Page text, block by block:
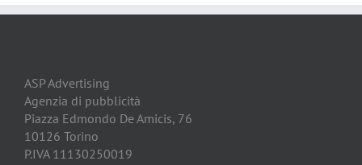
ASP Advertising
Agenzia di pubblicità
Piazza Edmondo De Amicis, 76
10126 Torino
P.IVA 11130250019